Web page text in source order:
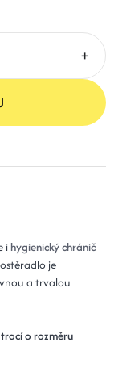
+
ihygienický chránič
je
a trvalou
o rozměru